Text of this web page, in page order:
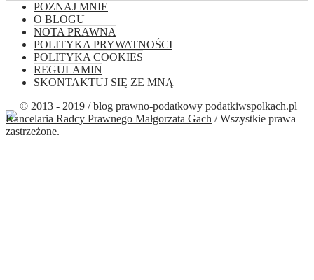
POZNAJ MNIE
O BLOGU
NOTA PRAWNA
POLITYKA PRYWATNOŚCI
POLITYKA COOKIES
REGULAMIN
SKONTAKTUJ SIĘ ZE MNĄ
© 2013 - 2019 / blog prawno-podatkowy podatkiwspolkach.pl
Kancelaria Radcy Prawnego Małgorzata Gach / Wszystkie prawa
zastrzeżone.